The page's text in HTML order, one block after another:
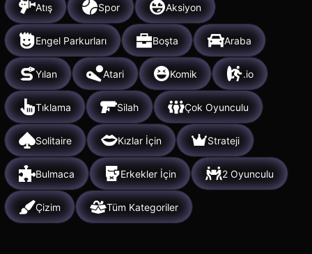
Atış Spor Aksiyon
Engel Parkurları Boşta Araba
Yılan Atari Komik .io
Tıklama Silah Çok Oyunculu
Solitaire Kızlar İçin Strateji
Bulmaca Erkekler İçin 2 Oyunculu
Çizim Tüm Kategoriler